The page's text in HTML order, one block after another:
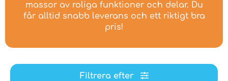
massor av roliga funktioner och delar. Du
får alltid snabb leverans och ett riktigt bra
pris!
Filtrera efter